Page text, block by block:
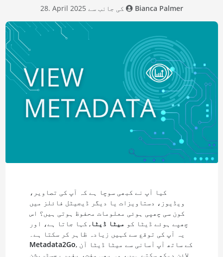
Bianca Palmer
کیا آپ نے کبھی سوچا ہے کہ آپ کی تصاویر،
ویڈیوز، دستاویزات یا دیگر ڈیجیٹل فائلز میں
کون سی چھپی ہوئی معلومات محفوظ ہوتی ہیں؟ اس
چھپے ہوئے ڈیٹا کو میٹا ڈیٹا, کہا جاتا ہے، اور
یہ آپ کی توقع سے کہیں زیادہ ظاہر کر سکتا ہے۔
Metadata2Go, کے ساتھ آپ آسانی سے میٹا ڈیٹا آن
لائن دیکھ سکتے ہیں، وہ بھی مفت، بغیر رجسٹریشن